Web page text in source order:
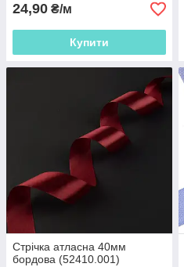
24,90 ₴/м
Купити
Стрічка атласна 40мм
бордова (52410.001)